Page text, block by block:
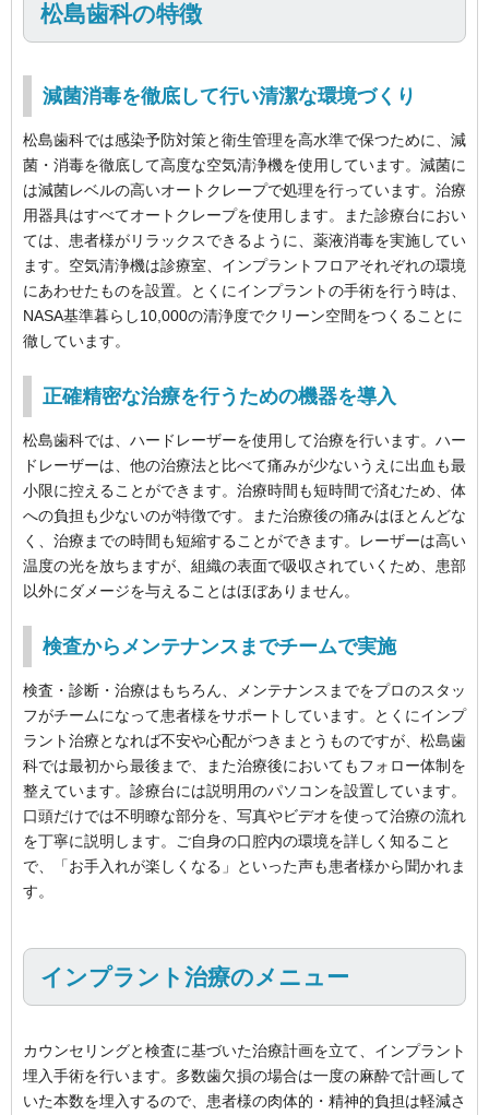
松島歯科の特徴
減菌消毒を徹底して行い清潔な環境づくり
松島歯科では感染予防対策と衛生管理を高水準で保つために、減
菌・消毒を徹底して高度な空気清浄機を使用しています。減菌に
は減菌レベルの高いオートクレープで処理を行っています。治療
用器具はすべてオートクレープを使用します。また診療台におい
ては、患者様がリラックスできるように、薬液消毒を実施してい
ます。空気清浄機は診療室、インプラントフロアそれぞれの環境
にあわせたものを設置。とくにインプラントの手術を行う時は、
NASA基準暮らし10,000の清浄度でクリーン空間をつくることに
徹しています。
正確精密な治療を行うための機器を導入
松島歯科では、ハードレーザーを使用して治療を行います。ハー
ドレーザーは、他の治療法と比べて痛みが少ないうえに出血も最
小限に控えることができます。治療時間も短時間で済むため、体
への負担も少ないのが特徴です。また治療後の痛みはほとんどな
く、治療までの時間も短縮することができます。レーザーは高い
温度の光を放ちますが、組織の表面で吸収されていくため、患部
以外にダメージを与えることはほぼありません。
検査からメンテナンスまでチームで実施
検査・診断・治療はもちろん、メンテナンスまでをプロのスタッ
フがチームになって患者様をサポートしています。とくにインプ
ラント治療となれば不安や心配がつきまとうものですが、松島歯
科では最初から最後まで、また治療後においてもフォロー体制を
整えています。診療台には説明用のパソコンを設置しています。
口頭だけでは不明瞭な部分を、写真やビデオを使って治療の流れ
を丁寧に説明します。ご自身の口腔内の環境を詳しく知ること
で、「お手入れが楽しくなる」といった声も患者様から聞かれま
す。
インプラント治療のメニュー
カウンセリングと検査に基づいた治療計画を立て、インプラント
埋入手術を行います。多数歯欠損の場合は一度の麻酔で計画して
いた本数を埋入するので、患者様の肉体的・精神的負担は軽減さ